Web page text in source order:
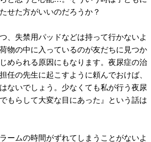
せた方がいいのだろうか？
、失禁用パッドなどは持って行かないよ
物の中に入っているのが友だちに見つか
められる原因にもなります。夜尿症の治
任の先生に起こすように頼んでおけば、
ないでしょう。少なくても私が行う夜尿
もらして大変な目にあった』という話は
ームの時間がずれてしまうことがないよ